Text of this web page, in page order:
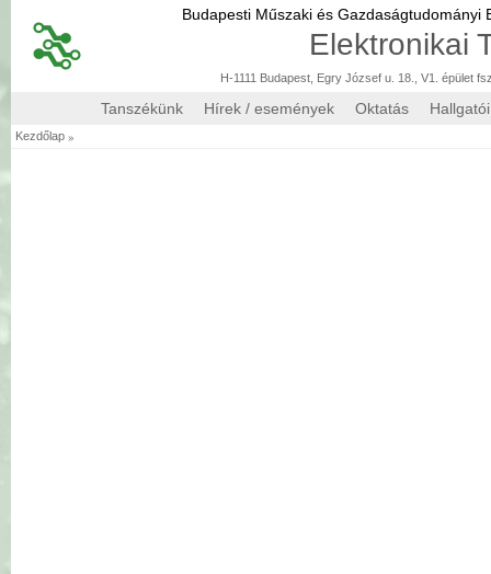
Budapesti Műszaki és Gazdaságtudományi
Elektronikai
H-1111 Budapest, Egry József u. 18., V1. épület
Tanszékünk Hírek / események Oktatás
Kezdőlap »